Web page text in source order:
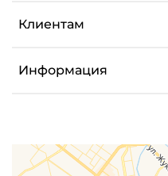
Клиентам
Информация